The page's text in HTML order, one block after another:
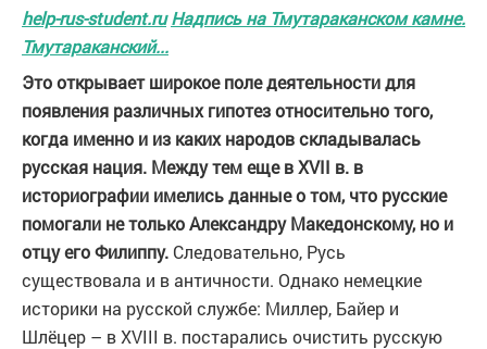
help-rus-student.ru Надпись на Тмутараканском камне.
Тмутараканский...
Это открывает широкое поле деятельности для
появления различных гипотез относительно того,
когда именно и из каких народов складывалась
русская нация. Между тем еще в XVII в. в
историографии имелись данные о том, что русские
помогали не только Александру Македонскому, но и
отцу его Филиппу. Следовательно, Русь
существовала и в античности. Однако немецкие
историки на русской службе: Миллер, Байер и
Шлёцер – в XVIII в. постарались очистить русскую